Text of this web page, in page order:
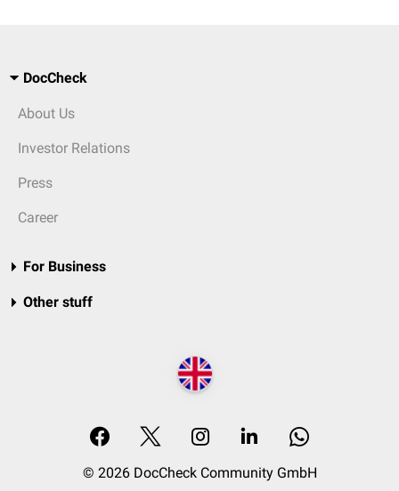
DocCheck
About Us
Investor Relations
Press
Career
For Business
Other stuff
© 2026 DocCheck Community GmbH